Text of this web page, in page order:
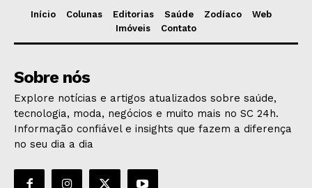
Início Colunas Editorias Saúde Zodíaco
Web
Imóveis
Contato
Sobre nós
Explore notícias e artigos atualizados sobre saúde,
tecnologia, moda, negócios e muito mais no SC 24h.
Informação confiável e insights que fazem a diferença
no seu dia a dia